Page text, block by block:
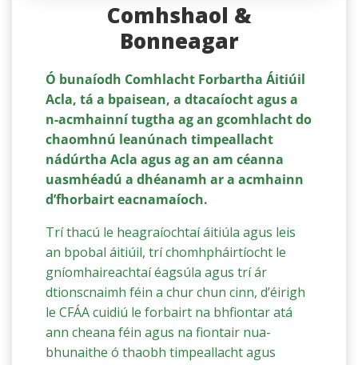
Comhshaol &
Bonneagar
Ó bunaíodh Comhlacht Forbartha Áitiúil
Acla, tá a bpaisean, a dtacaíocht agus a
n-acmhainní tugtha ag an gcomhlacht do
chaomhnú leanúnach timpeallacht
nádúrtha Acla agus ag an am céanna
uasmhéadú a dhéanamh ar a acmhainn
d’fhorbairt eacnamaíoch.
Trí thacú le heagraíochtaí áitiúla agus leis
an bpobal áitiúil, trí chomhpháirtíocht le
gníomhaireachtaí éagsúla agus trí ár
dtionscnaimh féin a chur chun cinn, d’éirigh
le CFÁA cuidiú le forbairt na bhfiontar atá
ann cheana féin agus na fiontair nua-
bhunaithe ó thaobh timpeallacht agus